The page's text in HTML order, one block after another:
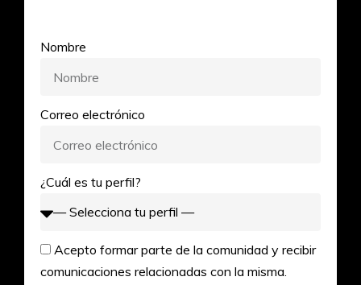
Nombre
Correo electrónico
¿Cuál es tu perfil?
Acepto formar parte de la comunidad y recibir
comunicaciones relacionadas con la misma.